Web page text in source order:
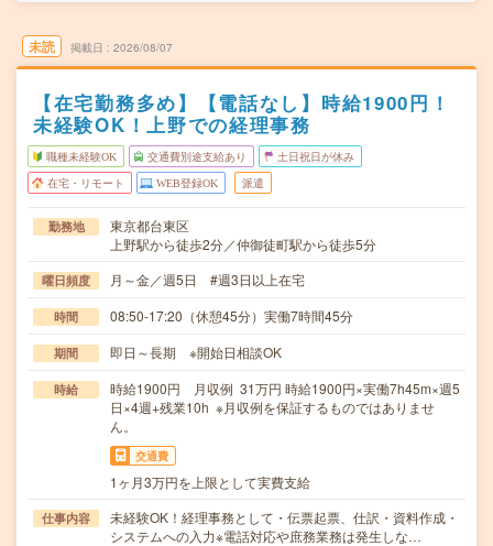
未読 掲載日 2026/08/07
【在宅勤務多め】【電話なし】時給1900円！
未経験OK！上野での経理事務
職種未経験OK 交通費別途支給あり 土日祝日が休み
在宅・リモート WEB登録OK 派遣
勤務地
東京都台東区
上野駅から徒歩2分／仲御徒町駅から徒歩5分
曜日頻度 月～金／週5日 #週3日以上在宅
時間 08:50-17:20（休憩45分）実働7時間45分
期間 即日～長期 ※開始日相談OK
時給
時給1900円 月収例 31万円 時給1900円×実働7h45m×週5
日×4週+残業10h ※月収例を保証するものではありませ
ん。
交通費
1ヶ月3万円を上限として実費支給
仕事内容
未経験OK！経理事務として・伝票起票、仕訳・資料作成・
システムへの入力※電話対応や庶務業務は発生しな…